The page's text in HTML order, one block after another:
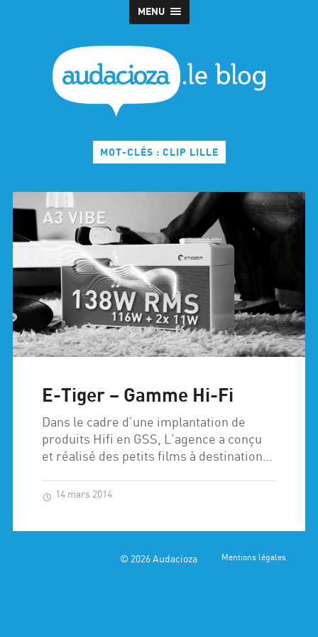
MENU
MOT-CLÉS : CLIP LILLE
E-Tiger – Gamme Hi-Fi
Dans le cadre d’une implantation de
produits Hifi en GSS, L’agence a conçu
et réalisé des petits films à destination…
14 mars 2014
© 2026Audacioza Mentions légales